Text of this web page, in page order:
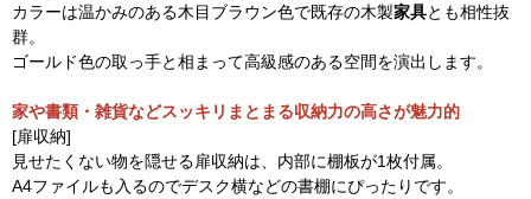
カラーは温かみのある木目ブラウン色で既存の木製家具とも相性抜
群。
ゴールド色の取っ手と相まって高級感のある空間を演出します。
家や書類・雑貨などスッキリまとまる収納力の高さが魅力的
[扉収納]
見せたくない物を隠せる扉収納は、内部に棚板が1枚付属。
A4ファイルも入るのでデスク横などの書棚にぴったりです。